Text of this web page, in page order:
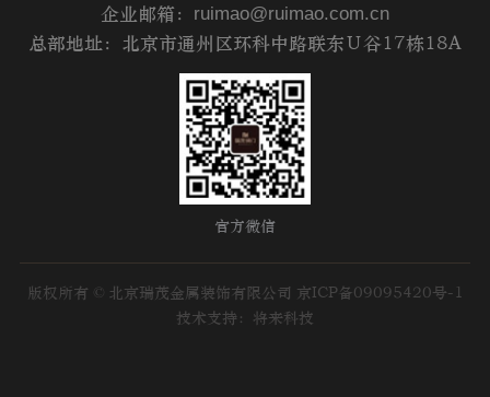
企业邮箱： ruimao@ruimao.com.cn
总部地址：北京市通州区环科中路联东Ｕ谷17栋18A
官方微信
版权所有 © 北京瑞茂金属装饰有限公司 京ICP备09095420号-1
技术支持：将来科技